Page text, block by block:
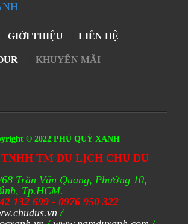
GIỚI THIỆU LIÊN HỆ
KHUYẾN MÃI
© 2022 PHÚ QUÝ XANH
TNHH TM DU LỊCH CHU DU
68 Trần Văn Quang, Phường 10,
Tp.HCM.
132 699 - 0976 950 322
/